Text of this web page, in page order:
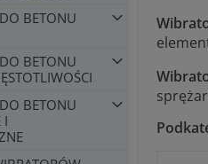
BETONU
BETONU
BETONU
I